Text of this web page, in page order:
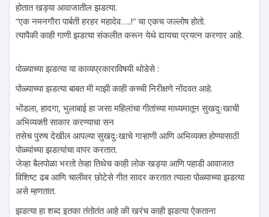
होतात खड्या आवाजातील झडत्या.
“एक नमनगौरा पार्बती हरहर महादेव…..!” चा एकच जल्लोष होतो.
त्यापैकी काही गाणी झडत्या संकलीत करून येथे द्यायचा प्रयत्न करणार आहे.
पोळ्याच्या झडत्या या काव्यप्रकाराविषयी थोडेसे :
पोळ्याच्या झडत्या बाबत मी माझी काही कच्ची निरीक्षणे नोंदवत आहे.
भोंडला, हादगा, भुलाबाई हा जसा महिलांचा गीतांच्या माध्यमातून सुखदुःखाची
अभिव्यक्ती साकार करण्याचा सन
तसेच पुरुष देखील आपल्या सुखदुःखाचे गाऱ्हाणी आणि अभिव्यक्त होण्यासाठी
पोळ्यांच्या झडत्यांचा वापर करतात.
जेव्हा बैलपोळा भरतो तेव्हा तिथेच काही लोक खड्या आणि पहाडी आवाजात
विशिष्ट ढब आणि चालीवर छोटेसे गीत सादर करतात त्याला पोळ्याच्या झडत्या
असे म्हणतात.
झडत्या हा शब्द इतका तंतोतंत आहे की खरंच काही झडत्या ऐकताना